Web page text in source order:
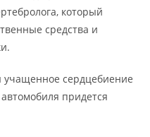
который
средства и
учащенное сердцебиение
придется